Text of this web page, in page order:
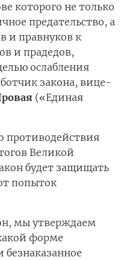
которого не только
предательство, а
и правнуков к
и прадедов,
ослабления
закона, вице-
(«Единая
противодействия
Великой
будет защищать
попыток
мы утверждаем
форме